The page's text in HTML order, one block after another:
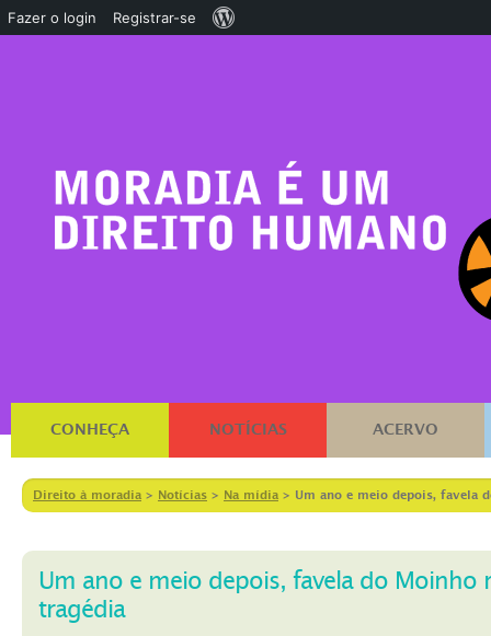
CONHEÇA NOTÍCIAS ACERVO
Direito à moradia > Notícias > Na mídia > Um ano e meio depois, favela
Um ano e meio depois, favela do Moinho
tragédia
Fazer o login Registrar-se